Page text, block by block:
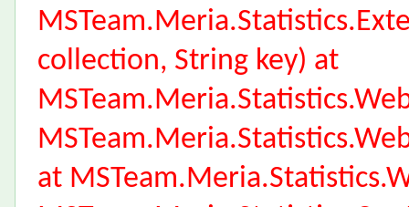
collection, String key) at
at